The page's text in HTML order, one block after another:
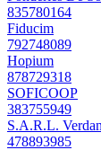
835780164
Fiducim
792748089
Hopium
878729318
SOFICOOP
383755949
S.A.R.L.
478893985